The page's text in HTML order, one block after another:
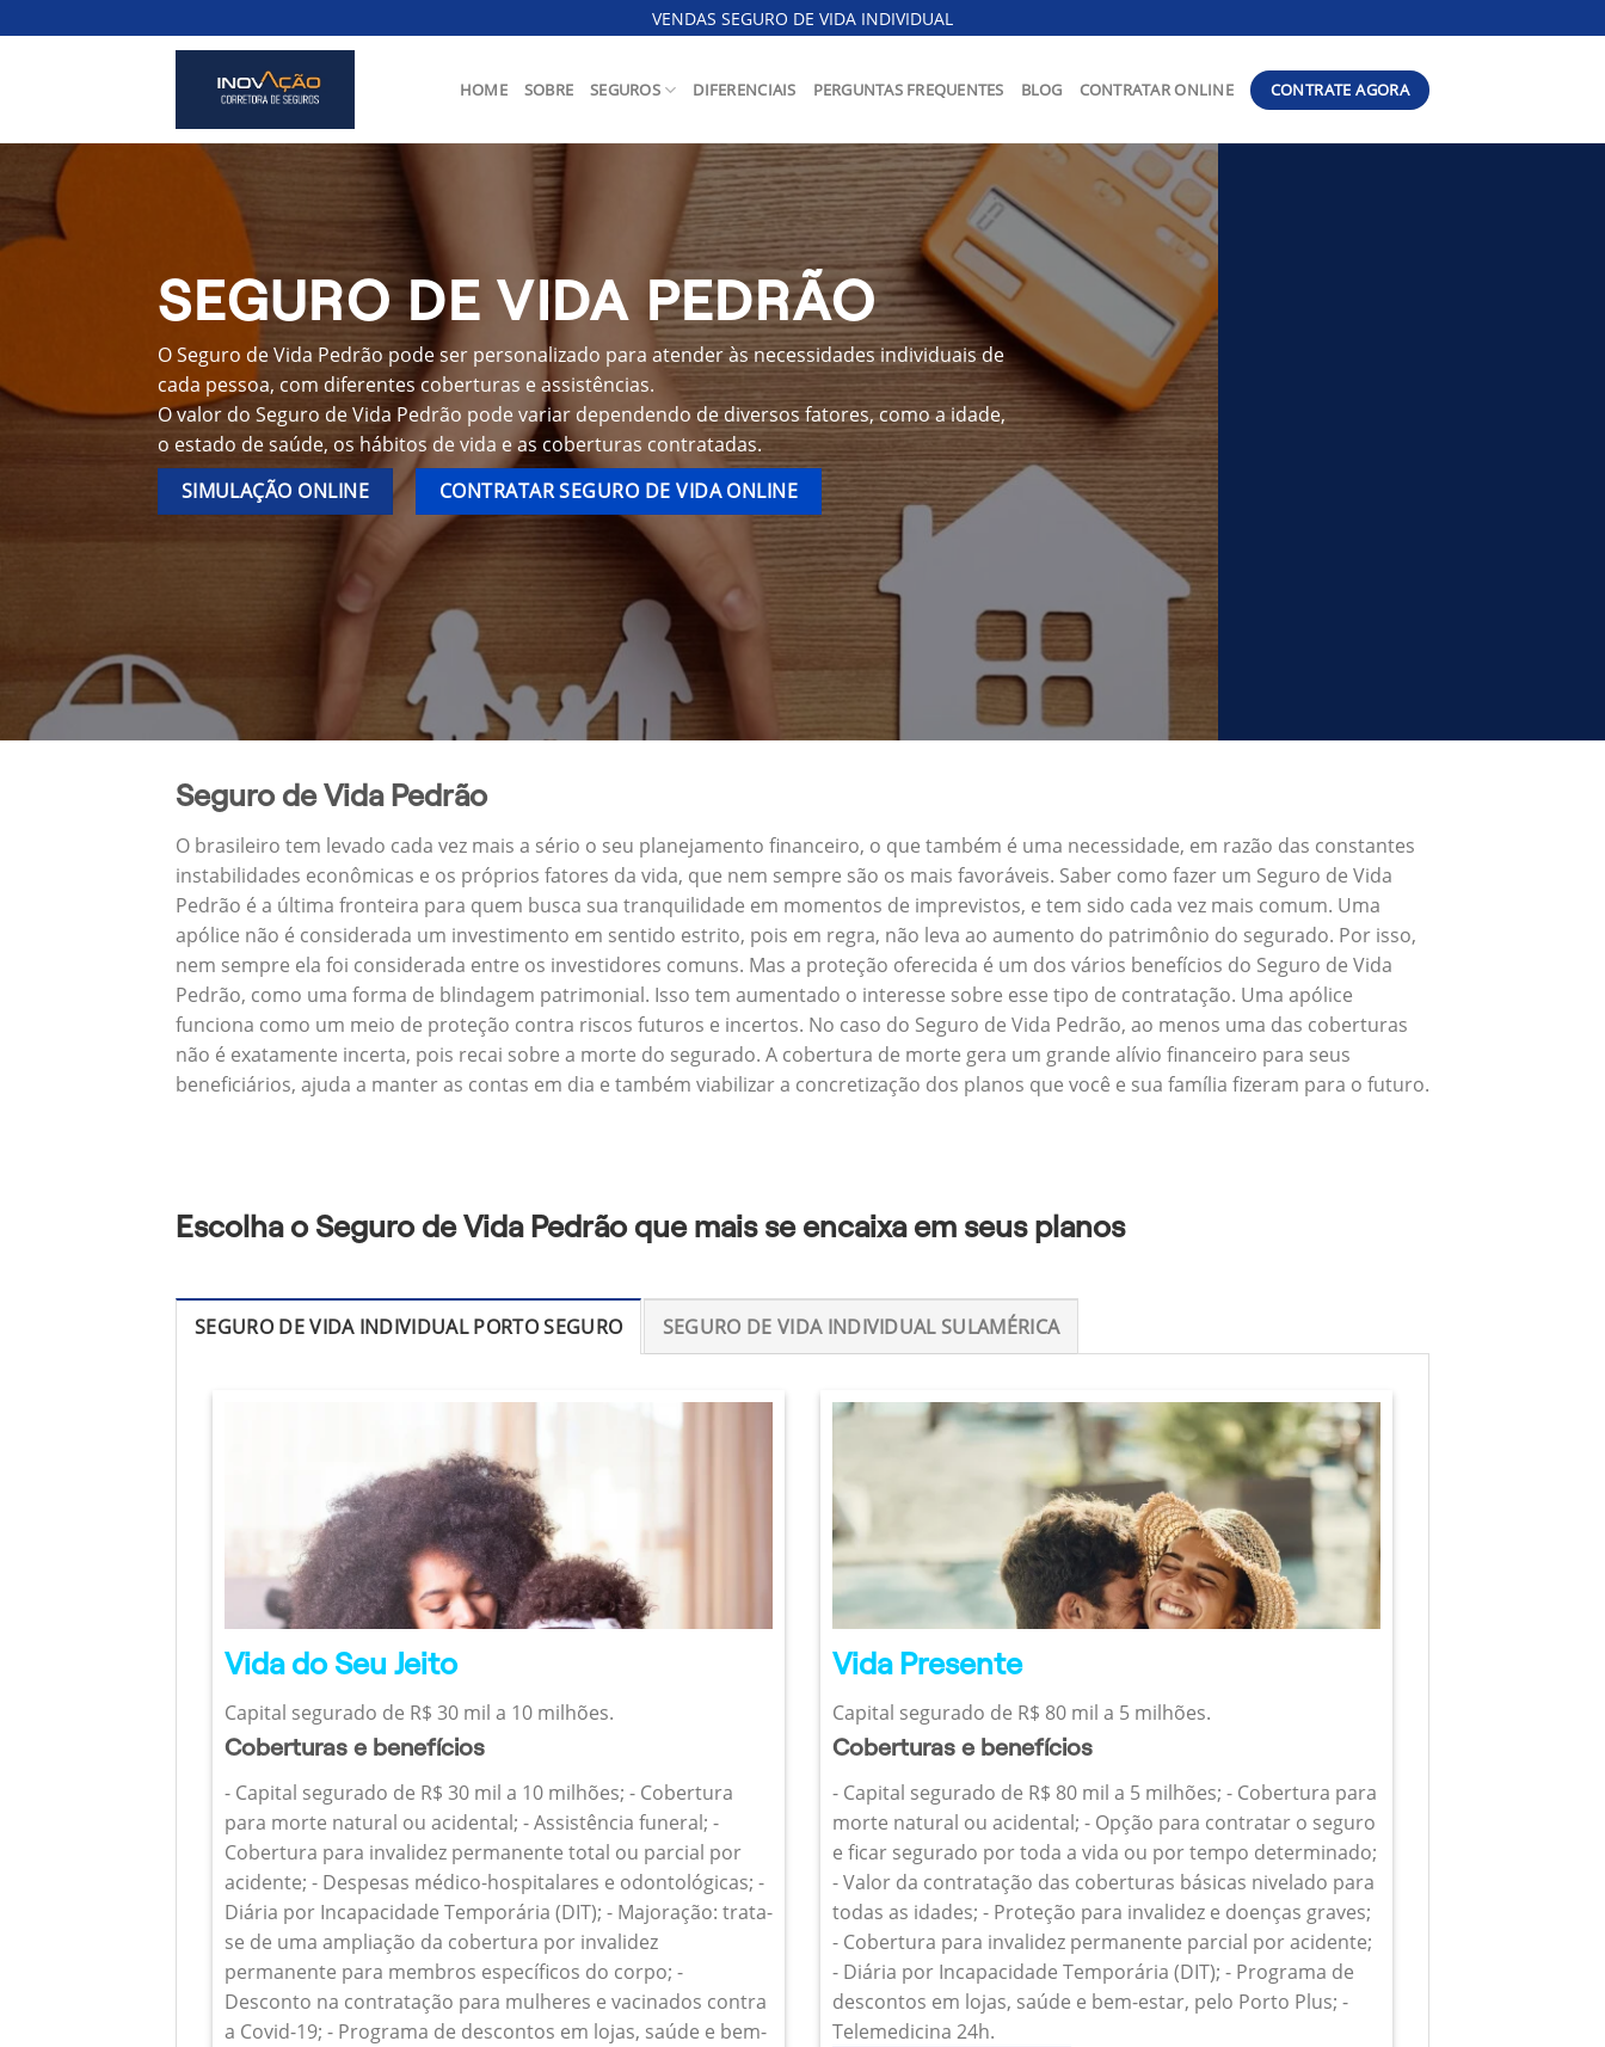
to
VENDAS SEGURO DE VIDA INDIVIDUAL
HOME SOBRE SEGUROS DIFERENCIAIS PERGUNTAS FREQUENTES BLOG CONTRATAR ONLINE CONTRATE AGORA
SEGURO DE VIDA PEDRÃO
O Seguro de Vida Pedrão pode ser personalizado para atender às necessidades individuais de
cada pessoa, com diferentes coberturas e assistências.
O valor do Seguro de Vida Pedrão pode variar dependendo de diversos fatores, como a idade,
o estado de saúde, os hábitos de vida e as coberturas contratadas.
SIMULAÇÃO ONLINE
CONTRATAR SEGURO DE VIDA ONLINE
Seguro de Vida Pedrão
O brasileiro tem levado cada vez mais a sério o seu planejamento financeiro, o que também é uma necessidade, em razão das constantes
instabilidades econômicas e os próprios fatores da vida, que nem sempre são os mais favoráveis. Saber como fazer um Seguro de Vida
Pedrão é a última fronteira para quem busca sua tranquilidade em momentos de imprevistos, e tem sido cada vez mais comum. Uma
apólice não é considerada um investimento em sentido estrito, pois em regra, não leva ao aumento do patrimônio do segurado. Por isso,
nem sempre ela foi considerada entre os investidores comuns. Mas a proteção oferecida é um dos vários benefícios do Seguro de Vida
Pedrão, como uma forma de blindagem patrimonial. Isso tem aumentado o interesse sobre esse tipo de contratação. Uma apólice
funciona como um meio de proteção contra riscos futuros e incertos. No caso do Seguro de Vida Pedrão, ao menos uma das coberturas
não é exatamente incerta, pois recai sobre a morte do segurado. A cobertura de morte gera um grande alívio financeiro para seus
beneficiários, ajuda a manter as contas em dia e também viabilizar a concretização dos planos que você e sua família fizeram para o futuro.
Escolha o Seguro de Vida Pedrão que mais se encaixa em seus planos
SEGURO DE VIDA INDIVIDUAL PORTO SEGURO SEGURO DE VIDA INDIVIDUAL SULAMÉRICA
Vida do Seu Jeito
Capital segurado de R$ 30 mil a 10 milhões.
Coberturas e benefícios
- Capital segurado de R$ 30 mil a 10 milhões; - Cobertura
para morte natural ou acidental; - Assistência funeral; -
Cobertura para invalidez permanente total ou parcial por
acidente; - Despesas médico-hospitalares e odontológicas; -
Diária por Incapacidade Temporária (DIT); - Majoração: trata-
se de uma ampliação da cobertura por invalidez
permanente para membros específicos do corpo; -
Desconto na contratação para mulheres e vacinados contra
a Covid-19; - Programa de descontos em lojas, saúde e bem-
Vida Presente
Capital segurado de R$ 80 mil a 5 milhões.
Coberturas e benefícios
- Capital segurado de R$ 80 mil a 5 milhões; - Cobertura para
morte natural ou acidental; - Opção para contratar o seguro
e ficar segurado por toda a vida ou por tempo determinado;
- Valor da contratação das coberturas básicas nivelado para
todas as idades; - Proteção para invalidez e doenças graves;
- Cobertura para invalidez permanente parcial por acidente;
- Diária por Incapacidade Temporária (DIT); - Programa de
descontos em lojas, saúde e bem-estar, pelo Porto Plus; -
Telemedicina 24h.